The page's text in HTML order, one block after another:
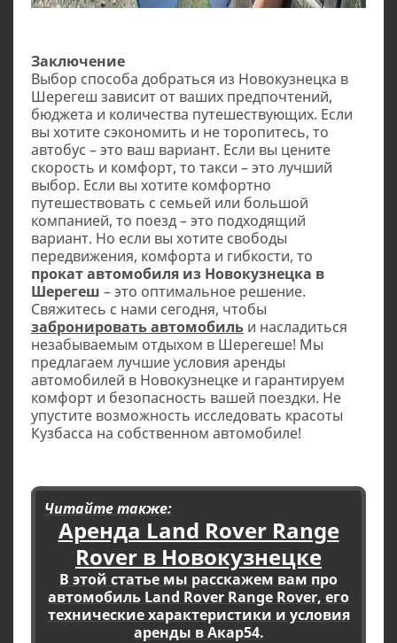
Заключение
Выбор способа добраться из Новокузнецка в
Шерегеш зависит от ваших предпочтений,
бюджета и количества путешествующих. Если
вы хотите сэкономить и не торопитесь, то
автобус – это ваш вариант. Если вы цените
скорость и комфорт, то такси – это лучший
выбор. Если вы хотите комфортно
путешествовать с семьей или большой
компанией, то поезд – это подходящий
вариант. Но если вы хотите свободы
передвижения, комфорта и гибкости, то
прокат автомобиля из Новокузнецка в
Шерегеш – это оптимальное решение.
Свяжитесь с нами сегодня, чтобы
забронировать автомобиль и насладиться
незабываемым отдыхом в Шерегеше! Мы
предлагаем лучшие условия аренды
автомобилей в Новокузнецке и гарантируем
комфорт и безопасность вашей поездки. Не
упустите возможность исследовать красоты
Кузбасса на собственном автомобиле!
Читайте также:
Аренда Land Rover Range
Rover в Новокузнецке
В этой статье мы расскажем вам про
автомобиль Land Rover Range Rover, его
технические характеристики и условия
аренды в Акар54.